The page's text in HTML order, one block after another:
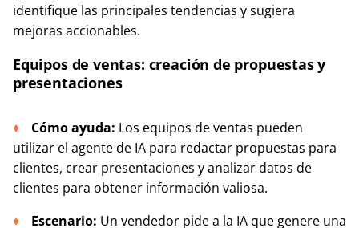
identifique las principales tendencias y sugiera
mejoras accionables.
Equipos de ventas: creación de propuestas y
presentaciones
Cómo ayuda: Los equipos de ventas pueden
utilizar el agente de IA para redactar propuestas para
clientes, crear presentaciones y analizar datos de
clientes para obtener información valiosa.
Escenario: Un vendedor pide a la IA que genere una